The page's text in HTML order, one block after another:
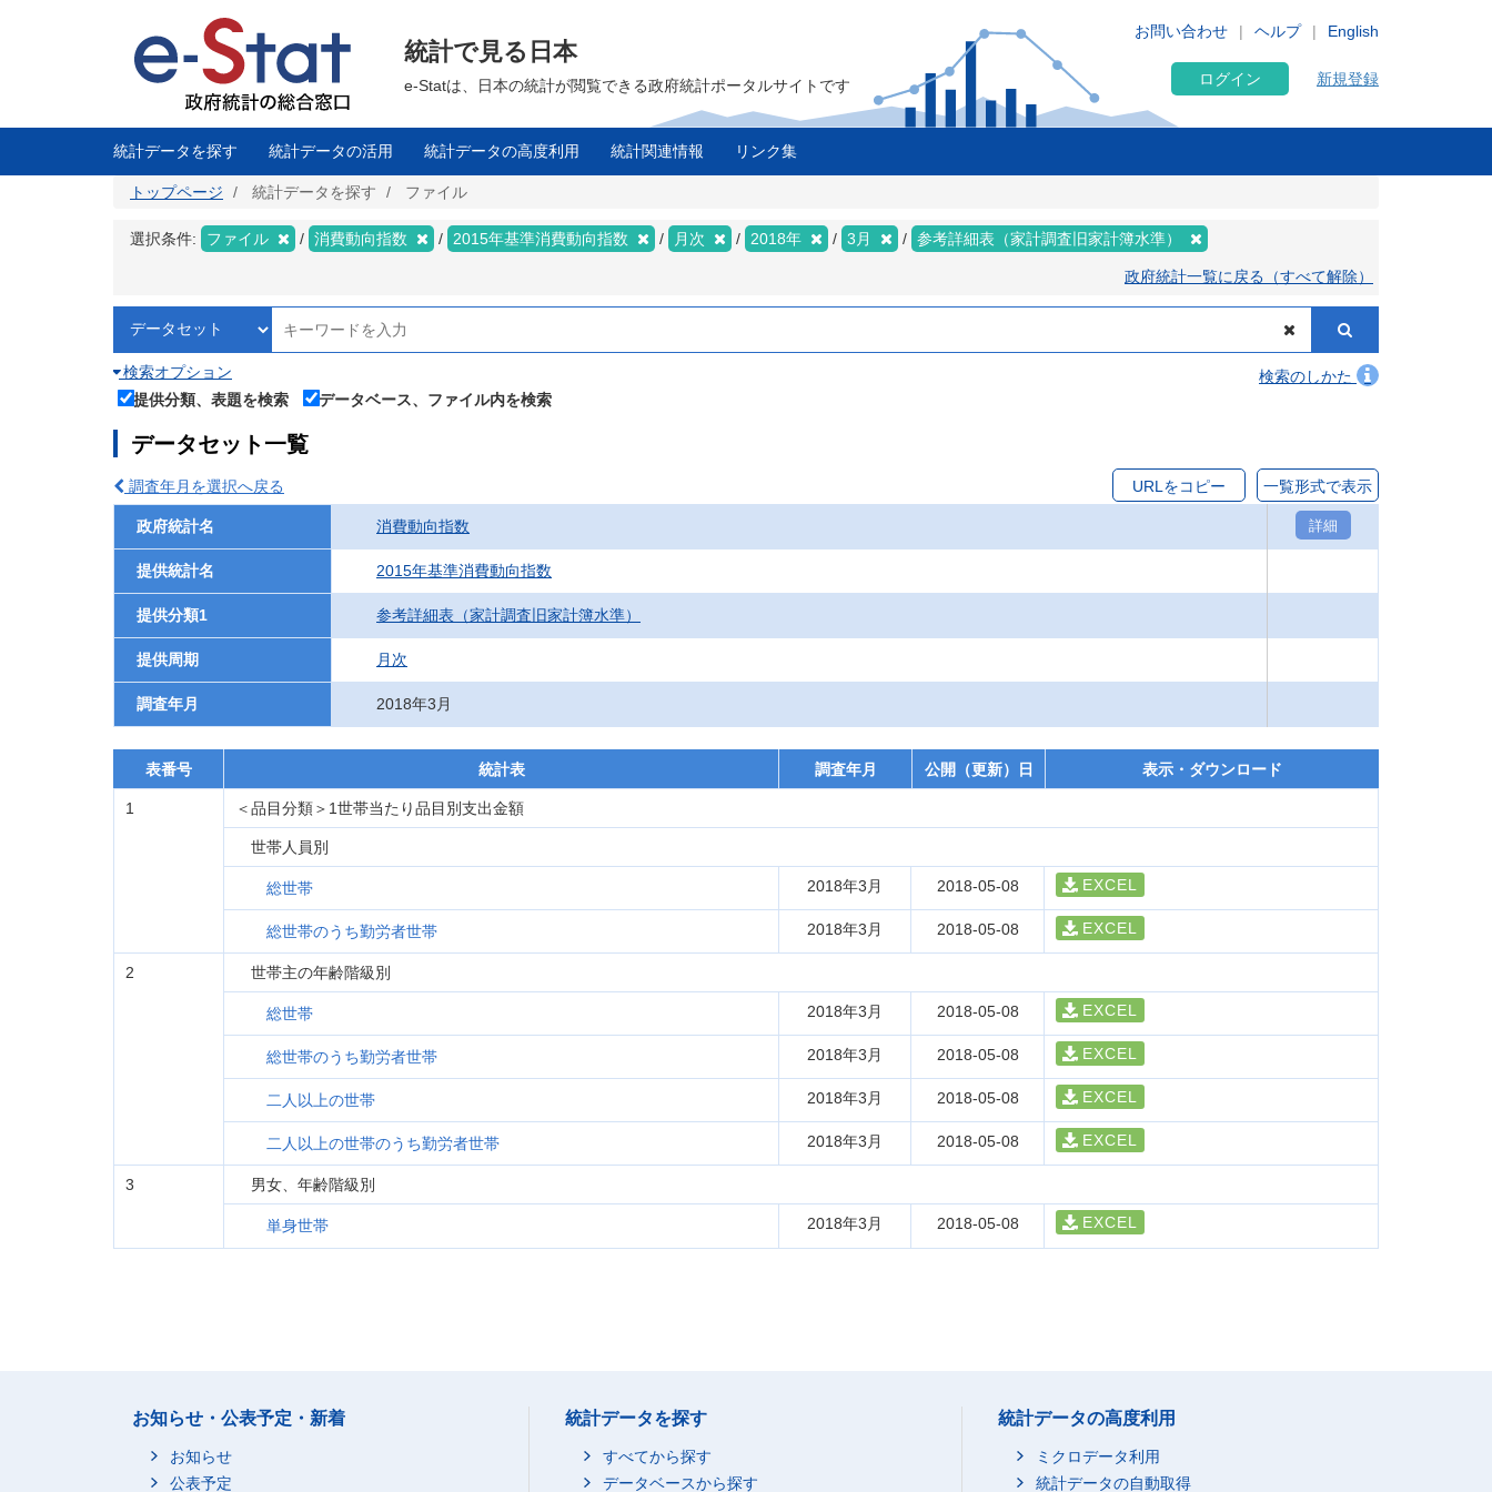
に
English
お問い合わせ ヘルプ
統計で見る日本
e-Statは、日本の統計が閲覧できる政府統計ポータルサイトです ログイン 新規登録
統計データを探す 統計データの活用 統計データの高度利用 統計関連情報 リンク集
トップページ 統計データを探す ファイル
選択条件: ファイル 消費動向指数 2015年基準消費動向指数 月次 2018年 3月 参考詳細表（家計調査旧家計簿水準）
政府統計一覧に戻る（すべて解除）
検索オプション
検索のしかた
提供分類、表題を検索
データベース、ファイル内を検索
データセット一覧
調査年月を選択へ戻る URLをコピー 一覧形式で表示
政府統計名 消費動向指数 詳細
提供統計名 2015年基準消費動向指数
提供分類1 参考詳細表（家計調査旧家計簿水準）
提供周期 月次
調査年月 2018年3月
表番号 統計表 調査年月 公開（更新）日 表示・ダウンロード
1 ＜品目分類＞1世帯当たり品目別支出金額
世帯人員別
総世帯 2018年3月 2018-05-08 EXCEL
総世帯のうち勤労者世帯 2018年3月 2018-05-08 EXCEL
2 世帯主の年齢階級別
総世帯 2018年3月 2018-05-08 EXCEL
総世帯のうち勤労者世帯 2018年3月 2018-05-08 EXCEL
二人以上の世帯 2018年3月 2018-05-08 EXCEL
二人以上の世帯のうち勤労者世帯 2018年3月 2018-05-08 EXCEL
3 男女、年齢階級別
単身世帯 2018年3月 2018-05-08 EXCEL
お知らせ・公表予定・新着
お知らせ
公表予定
統計データを探す
すべてから探す
データベースから探す
統計データの高度利用
ミクロデータ利用
統計データの自動取得